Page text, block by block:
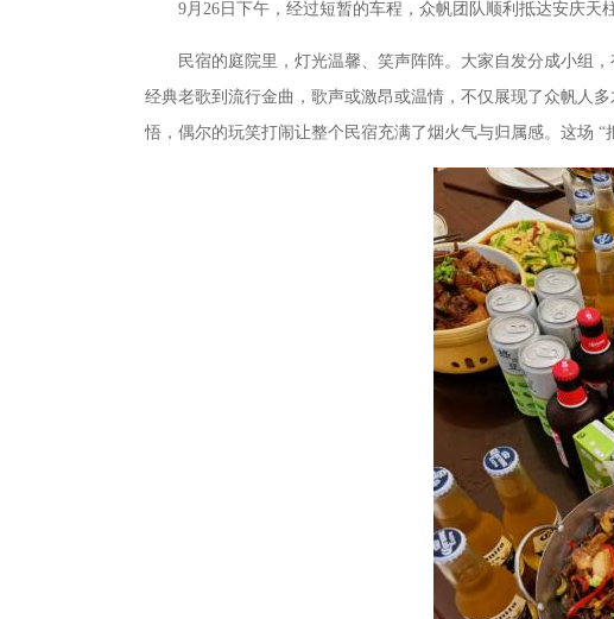
9月26日下午，经过短暂的车程，众帆团队顺利抵达安庆天
民宿的庭院里，灯光温馨、笑声阵阵。大家自发分成小组，
经典老歌到流行金曲，歌声或激昂或温情，不仅展现了众帆人
悟，偶尔的玩笑打闹让整个民宿充满了烟火气与归属感。这场